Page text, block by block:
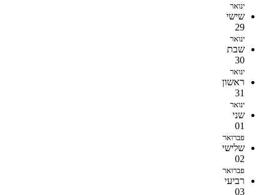
ינואר
שישי
29
ינואר
שבת
30
ינואר
ראשון
31
ינואר
שני
01
פברואר
שלישי
02
פברואר
רביעי
03